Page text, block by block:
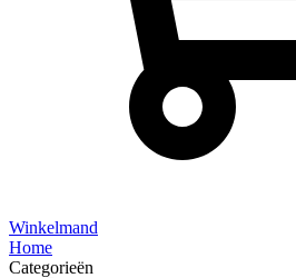
Winkelmand
Home
Categorieën